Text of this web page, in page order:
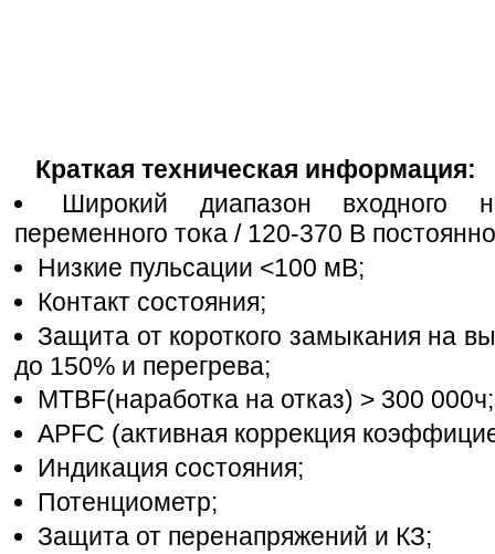
Краткая техническая информация:
Широкий диапазон входного
переменного тока / 120-370 В
Низкие пульсации <100 мВ;
Контакт состояния;
Защита от короткого замыкания на
до 150% и перегрева;
MTBF(наработка на отказ) > 300 000ч;
APFC (активная коррекция
Индикация состояния;
Потенциометр;
Защита от перенапряжений и КЗ;